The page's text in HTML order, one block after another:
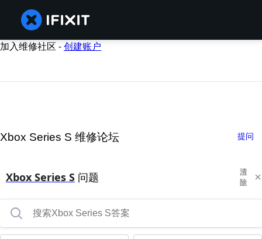
加入维修社区 -创建账户
Xbox Series S 维修论坛 提问
Xbox Series S 问题
清
除